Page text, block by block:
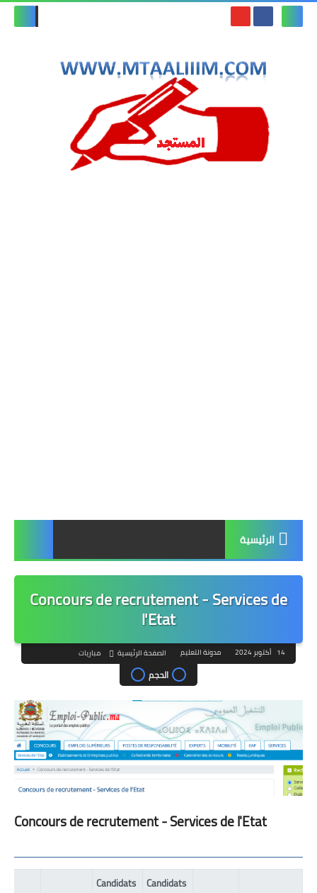
الرئيسية
Concours de recrutement - Services de
l'Etat
14 أكتوبر 2024 مدونة التعليم الصفحة الرئيسية مباريات
الحجم
Concours de recrutement - Services de l'Etat
Candidats Candidats